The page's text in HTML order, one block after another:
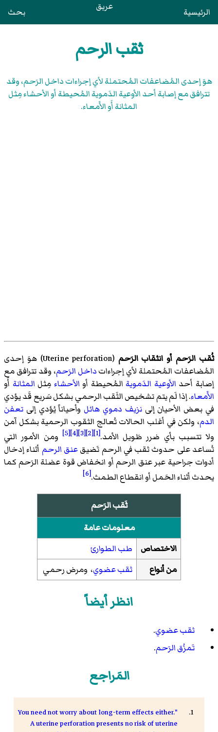
الرئيسية عريق بحث
ثقب الرحم
هوَ إحدى المُضاعفات المُحتملة لأي إجراءات داخل الرَحم، وقد
تترافق مع إصابة أحد الأوعية الدَموية المُحيطة أو الأحشاء مِثل
المثانة أَو الأَمعاء.
ثُقب الرَحم أو انثقاب الرَحم (
Uterine perforation)‏ هوَ إحدى
المُضاعفات المُحتملة لأي إجراءاتداخل الرَحم، وقد تترافق مع
إصابة أحد الأوعية الدَموية المُحيطة أو الأحشاء مِثل المثانة أَو
الأَمعاء. إذا لَم يتم تشخيص الثَقب الرحمي بشكل سَريع قَد يؤدي
في بعض الأحيان إلىنزيف دموي هائل وأحياناً يُؤدي إلى تعفن
الدم، ولكن في أغلب الحالات تُعالج الثقوب الرحمية بشكل آمن
ولا تتسبب بأي ضرر طَويل الأمد.[1]
[2]
[3]
[4]
[5]
ومن الأمور التي
تُساعد على حدوث ثقب في الرحم تَضيقعنق الرحم أثناء إدخال
أدوات جراحية عبر عنق الرحم أو انخفاض قوة عضلة الرَحم كما
يحدث أثناء الحَمل أو انقطاع الطمث.[6]
ثَقب الرَحم
معلومات عامة
الاختصاص
طب الطوارئ
من أنواع
ثقب عضوي، ومرض رحمي
انظر أيضاً
ثقب عضوي.
تَمزُق الرَحم.
المَراجع
"You need not worry about long-term effects either.
A uterine perforation presents no risk of uterine